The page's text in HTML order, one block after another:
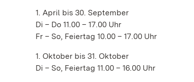
1. April bis 30. September
Di – Do 11.00 – 17.00 Uhr
Fr – So, Feiertag 10.00 – 17.00 Uhr
1. Oktober bis 31. Oktober
Di – So, Feiertag 11.00 – 16.00 Uhr